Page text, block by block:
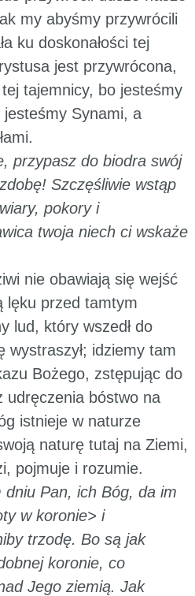
my abyśmy przywrócili
ku doskonałości tej
jest przywrócona,
tajemnicy, bo jesteśmy
Synami, a
przypasz do biodra swój
Szczęśliwie wstąp
pokory i
twoja niech ci wskaże
nie obawiają się wejść
lęku przed tamtym
lud, który wszedł do
wystraszył; idziemy tam
Bożego, zstępując do
udręczenia bóstwo na
istnieje w naturze
naturę tutaj na Ziemi,
pojmuje i rozumie.
dniu Pan, ich Bóg, da im
w koronie> i
trzodę. Bo są jak
koronie, co
Jego ziemią. Jak